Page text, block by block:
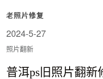
2024-5-27
照片翻新
普洱ps旧照片翻新